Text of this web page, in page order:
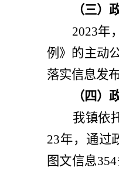
（三）
2023年
例》的主动
落实信息发
（四）
我镇依
23年，通过
图文信息354